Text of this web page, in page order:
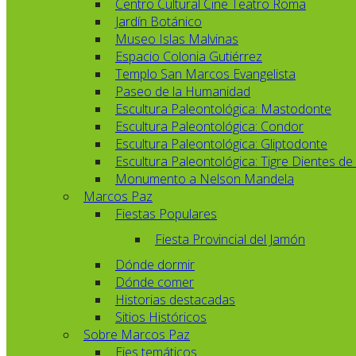
Centro Cultural Cine Teatro Roma
Jardín Botánico
Museo Islas Malvinas
Espacio Colonia Gutiérrez
Templo San Marcos Evangelista
Paseo de la Humanidad
Escultura Paleontológica: Mastodonte
Escultura Paleontológica: Condor
Escultura Paleontológica: Gliptodonte
Escultura Paleontológica: Tigre Dientes de
Monumento a Nelson Mandela
Marcos Paz
Fiestas Populares
Fiesta Provincial del Jamón
Dónde dormir
Dónde comer
Historias destacadas
Sitios Históricos
Sobre Marcos Paz
Ejes temáticos